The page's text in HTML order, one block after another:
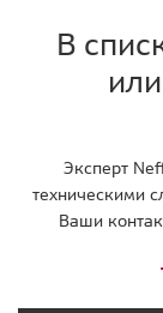
В
Эксперт
техническими
Ваши